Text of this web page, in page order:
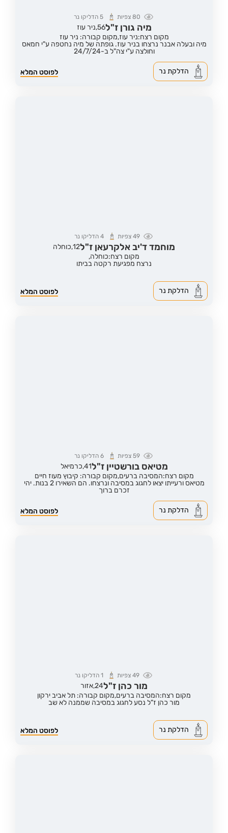
80צפיות 5 הדליקו נר
מיה גורן ז"ל56, ניר עוז
מקום רצח:ניר עוז,מקום קבורה: ניר עוז
מיה ובעלה אבנר נרצחו בניר עוז. גופתה של מיה נחטפה ע"י חמאס
וחולצה ע"י צה"ל ב-24/7/24
לפוסט המלא הדלקת נר
49צפיות 4 הדליקו נר
מוחמד ד'יב אלקרעאן ז"ל12, כוחלה
מקום רצח:כוחלה,
נרצח מפגיעת רקטה בביתו
לפוסט המלא הדלקת נר
59צפיות 6 הדליקו נר
מטיאס בורשטיין ז"ל41, כרמיאל
מקום רצח:המסיבה ברעים,מקום קבורה: קיבוץ מעוז חיים
מטיאס ורעייתו יצאו לחגוג במסיבה ונרצחו. הם השאירו 2 בנות. יהי
זכרם ברוך
לפוסט המלא הדלקת נר
49צפיות 1 הדליקו נר
מור כהן ז"ל24,אזור
מקום רצח:המסיבה ברעים,מקום קבורה: תל אביב ירקון
מור כהן ז"ל נסע לחגוג במסיבה שממנה לא שב
לפוסט המלא הדלקת נר